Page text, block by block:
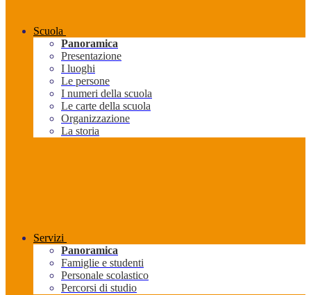
Scuola
Panoramica
Presentazione
I luoghi
Le persone
I numeri della scuola
Le carte della scuola
Organizzazione
La storia
Servizi
Panoramica
Famiglie e studenti
Personale scolastico
Percorsi di studio